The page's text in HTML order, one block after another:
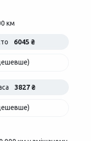
км
6045 ₴
3827 ₴